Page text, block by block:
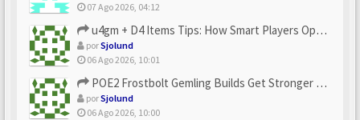
07 Ago 2026, 04:12
u4gm + D4 Items Tips: How Smart Players Optimize Gear, Build...
porSjolund
06 Ago 2026, 10:01
POE2 Frostbolt Gemling Builds Get Stronger With u4gm’s Ice C...
porSjolund
06 Ago 2026, 10:00